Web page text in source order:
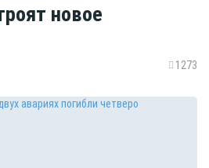
новое
1273